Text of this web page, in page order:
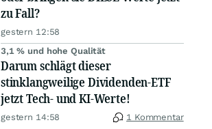
zu Fall?
gestern 12:58
3,1 % und hohe Qualität
Darum schlägt dieser
stinklangweilige Dividenden-ETF
jetzt Tech- und KI-Werte!
gestern 14:58 1 Kommentar